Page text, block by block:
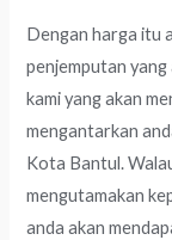
Dengan harga itu
penjemputan
kami yang akan
mengantarkan
Kota Bantul.
mengutamakan
anda akan